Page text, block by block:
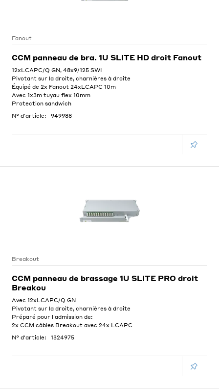
Fanout
CCM panneau de bra. 1U SLITE HD droit Fanout
12xLCAPC/Q GN, 48x9/125 SWI
Pivotant sur la droite, charnières à droite
Équipé de 2x Fanout 24xLCAPC 10m
Avec 1x3m tuyau flex 10mm
Protection sandwich
N° d'article:
949988
Breakout
CCM panneau de brassage 1U SLITE PRO droit
Breakou
Avec 12xLCAPC/Q GN
Pivotant sur la droite, charnières à droite
Préparé pour l'admission de:
2x CCM câbles Breakout avec 24x LCAPC
N° d'article:
1324975